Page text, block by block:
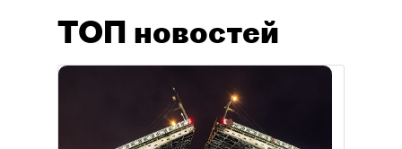
ТОП новостей